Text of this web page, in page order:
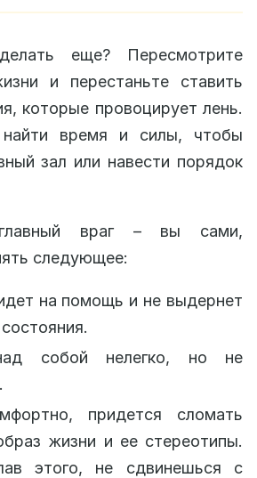
еще? Пересмотрите
и перестаньте ставить
которые провоцирует лень.
время и силы, чтобы
зал или навести порядок
враг – вы сами,
следующее:
на помощь и не выдернет
собой нелегко, но не
придется сломать
жизни и ее стереотипы.
этого, не сдвинешься с